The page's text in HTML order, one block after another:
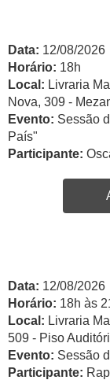
Data: 12/08/2026
Horário: 18h
Local: Livraria
Nova, 309 -
Evento: Sessão
País"
Participante:
Data: 12/08/2026
Horário: 18h às
Local: Livraria
509 - Piso
Evento: Sessão
Participante: